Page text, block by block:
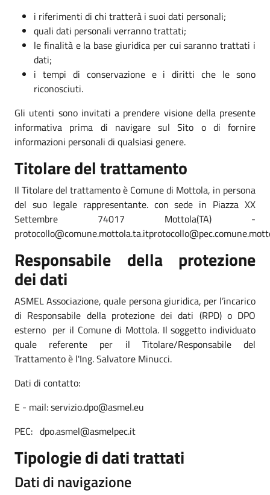
i riferimenti di chi tratterà i suoi dati personali;
quali dati personali verranno trattati;
le finalità e la base giuridica per cui saranno trattati i
dati;
i tempi di conservazione e i diritti che le sono
riconosciuti.
Gli utenti sono invitati a prendere visione della presente
informativa prima di navigare sul Sito o di fornire
informazioni personali di qualsiasi genere.
Titolare del trattamento
Il Titolare del trattamento è Comune di Mottola, in persona
del suo legale rappresentante. con sede in Piazza XX
Settembre 74017 Mottola(TA) -
Responsabile della protezione
dei dati
ASMEL Associazione, quale persona giuridica, per l’incarico
di Responsabile della protezione dei dati (RPD) o DPO
esterno per il Comune di Mottola. Il soggetto individuato
quale referente per il Titolare/Responsabile del
Trattamento è l'Ing. Salvatore Minucci.
Dati di contatto:
E - mail: servizio.dpo@asmel.eu
PEC: dpo.asmel@asmelpec.it
Tipologie di dati trattati
Dati di navigazione